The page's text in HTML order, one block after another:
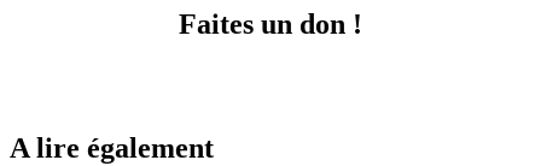
Faites un don !
A lire également